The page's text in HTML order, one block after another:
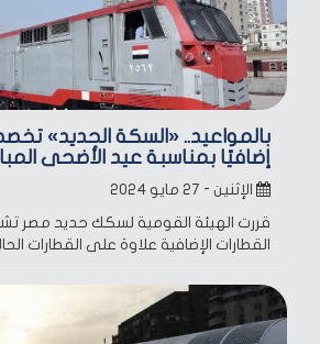
إضافيًا بمناسبة عيد الأضحى
الإثنين - ٢٧ مايو ٢٠٢٤
قررت الهيئة القومية لسكك حديد مصر
القطارات الإضافية علاوة على القطارات